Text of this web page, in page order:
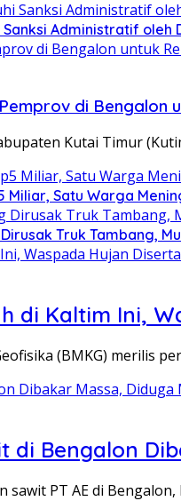
Administratif
di Bengalon
Kutai Timur
Miliar, Satu Warga
Truk Tambang,
di Kaltim Ini,
(BMKG) merilis
di Bengalon
PT AE di